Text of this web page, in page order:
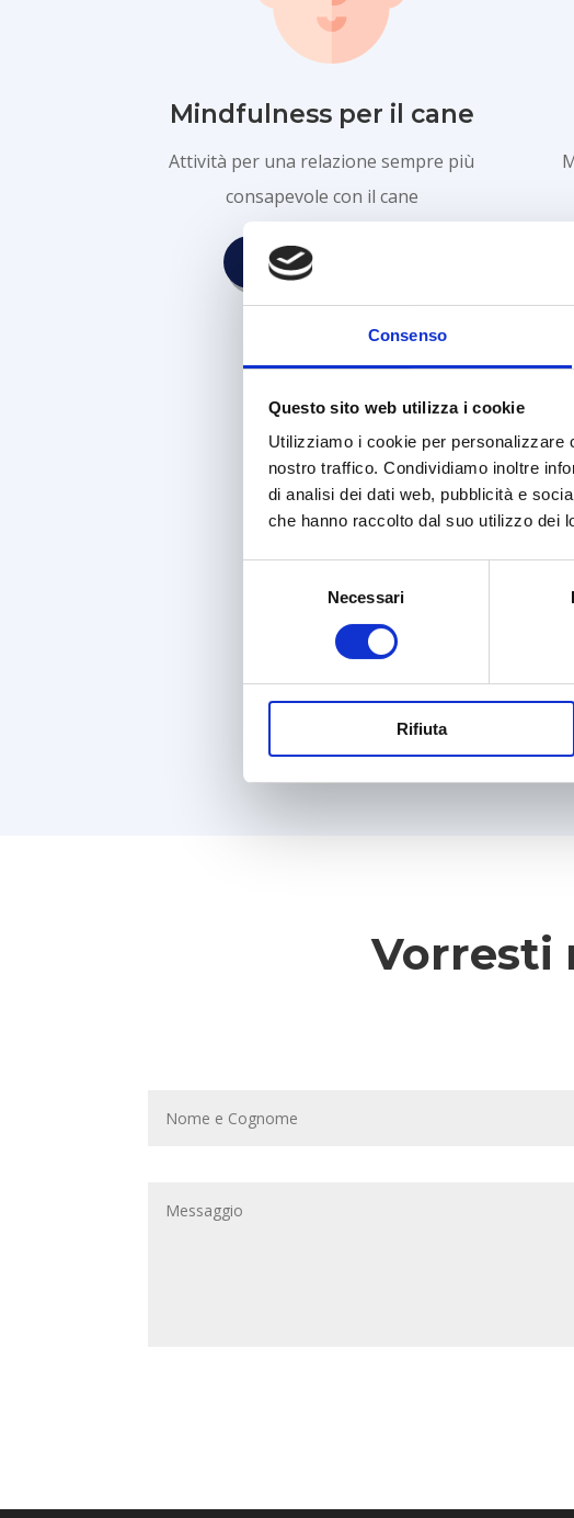
Consenso
Questo sito web utilizza i cookie
Utilizziamo i cookie per personalizzare
nostro traffico. Condividiamo inoltre
di analisi dei dati web, pubblicità e
che hanno raccolto dal suo utilizzo dei
Necessari
Rifiuta
Mindfulness per il cane
Attività per una relazione sempre più
consapevole con il cane
SCOPRI DI PIÙ
Vorresti